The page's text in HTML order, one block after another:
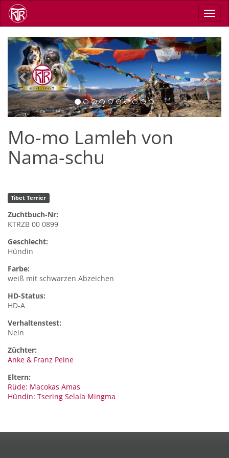
Skip
main
Previous Next
Mo-mo Lamleh von
Nama-schu
Tibet Terrier
Zuchtbuch-Nr:
KTRZB 00 0899
Geschlecht:
Hündin
Farbe:
weiß mit schwarzen Abzeichen
HD-Status:
HD-A
Verhaltenstest:
Nein
Züchter:
Anke & Franz Peine
Eltern:
Rüde: Macokas Amas
Hündin: Tsering Selala Mingma